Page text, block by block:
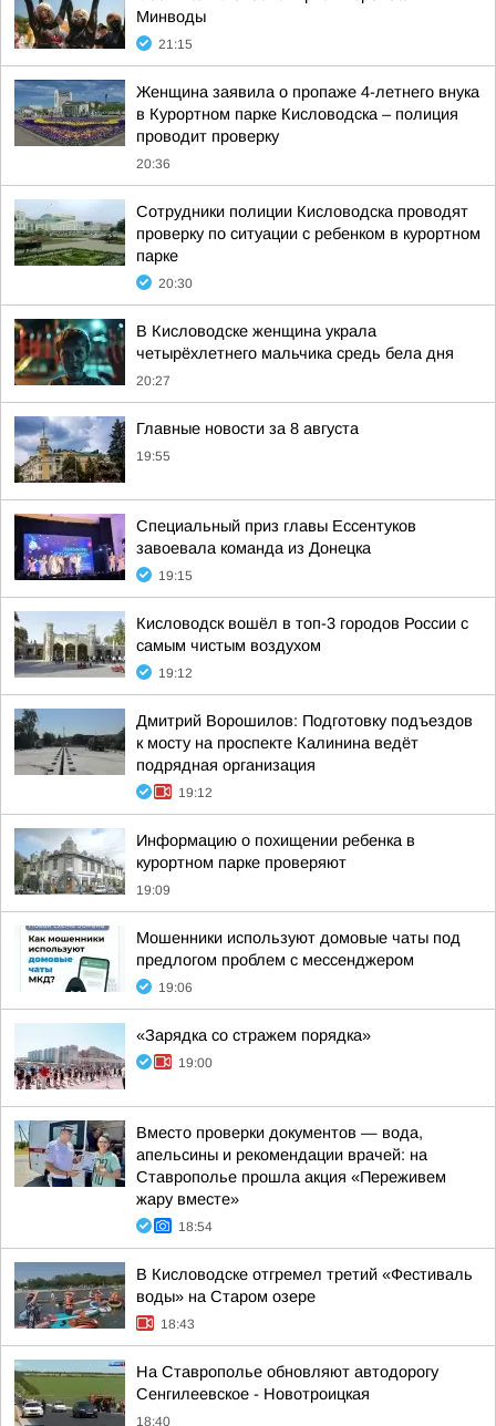
Минводы
21:15
Женщина заявила о пропаже 4-летнего внука
в Курортном парке Кисловодска – полиция
проводит проверку
20:36
Сотрудники полиции Кисловодска проводят
проверку по ситуации с ребенком в курортном
парке
20:30
В Кисловодске женщина украла
четырёхлетнего мальчика средь бела дня
20:27
Главные новости за 8 августа
19:55
Специальный приз главы Ессентуков
завоевала команда из Донецка
19:15
Кисловодск вошёл в топ-3 городов России с
самым чистым воздухом
19:12
Дмитрий Ворошилов: Подготовку подъездов
к мосту на проспекте Калинина ведёт
подрядная организация
19:12
Информацию о похищении ребенка в
курортном парке проверяют
19:09
Мошенники используют домовые чаты под
предлогом проблем с мессенджером
19:06
«Зарядка со стражем порядка»
19:00
Вместо проверки документов — вода,
апельсины и рекомендации врачей: на
Ставрополье прошла акция «Переживем
жару вместе»
18:54
В Кисловодске отгремел третий «Фестиваль
воды» на Старом озере
18:43
На Ставрополье обновляют автодорогу
Сенгилеевское - Новотроицкая
18:40